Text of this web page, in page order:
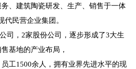
、建筑陶瓷研发、生产、销售于一体
代民营企业集团。
司，2家股份公司，逐步形成了3大生
基地的产业布局，
工1500余人，拥有业界先进水平的现